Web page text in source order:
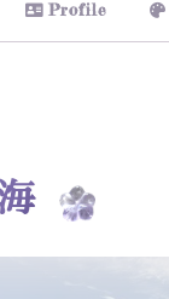
Profile